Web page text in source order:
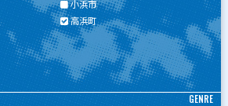
小浜市
高浜町
GENRE